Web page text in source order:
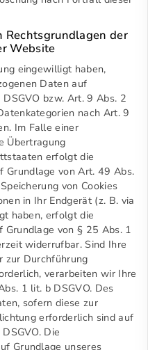
Rechtsgrundlagen der
Website
eingewilligt haben,
Daten auf
bzw. Art. 9 Abs. 2
nach Art. 9
Im Falle einer
Übertragung
erfolgt die
Grundlage von Art. 49 Abs.
von Cookies
in Ihr Endgerät (z. B. via
haben, erfolgt die
von § 25 Abs. 1
widerrufbar. Sind Ihre
zur Durchführung
verarbeiten wir Ihre
1 lit. b DSGVO. Des
sofern diese zur
erforderlich sind auf
Die
Grundlage unseres